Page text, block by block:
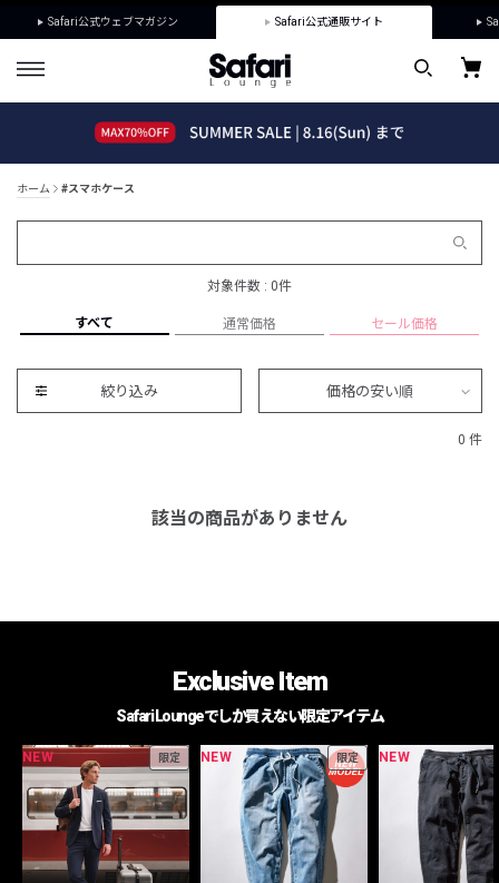
Safari公式ウェブマガジン Safari公式通販サイト
ホーム #スマホケース
対象件数 : 0件
すべて 通常価格 セール価格
絞り込み 価格の安い順
0 件
該当の商品がありません
Exclusive Item
Safari Loungeでしか買えない限定アイテム
NEW 限定 NEW 限定 NEW